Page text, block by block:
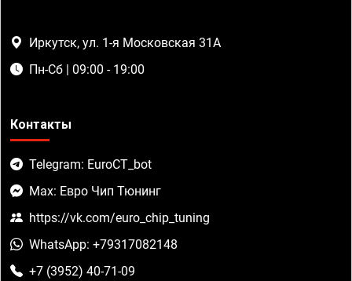
Иркутск, ул. 1-я Московская 31А
Пн-Сб | 09:00 - 19:00
Контакты
Telegram: EuroCT_bot
Max: Евро Чип Тюнинг
https://vk.com/euro_chip_tuning
WhatsApp: +79317082148
+7 (3952) 40-71-09